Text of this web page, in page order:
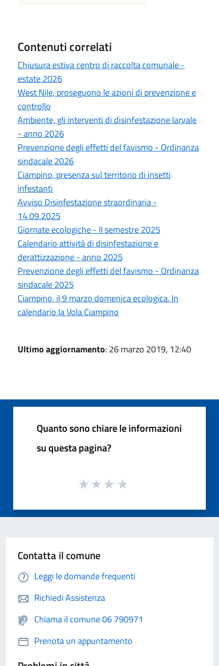
Contenuti correlati
Chiusura estiva centro di raccolta comunale -
estate 2026
West Nile, proseguono le azioni di prevenzione e
controllo
Ambiente, gli interventi di disinfestazione larvale
- anno 2026
Prevenzione degli effetti del favismo - Ordinanza
sindacale 2026
Ciampino, presenza sul territorio di insetti
infestanti
Avviso Disinfestazione straordinaria -
14.09.2025
Giornate ecologiche - II semestre 2025
Calendario attività di disinfestazione e
derattizzazione - anno 2025
Prevenzione degli effetti del favismo - Ordinanza
sindacale 2025
Ciampino, il 9 marzo domenica ecologica. In
calendario la Vola Ciampino
Ultimo aggiornamento: 26 marzo 2019, 12:40
Quanto sono chiare le informazioni
su questa pagina?
Contatta il comune
Leggi le domande frequenti
Richiedi Assistenza
Chiama il comune 06 790971
Prenota un appuntamento